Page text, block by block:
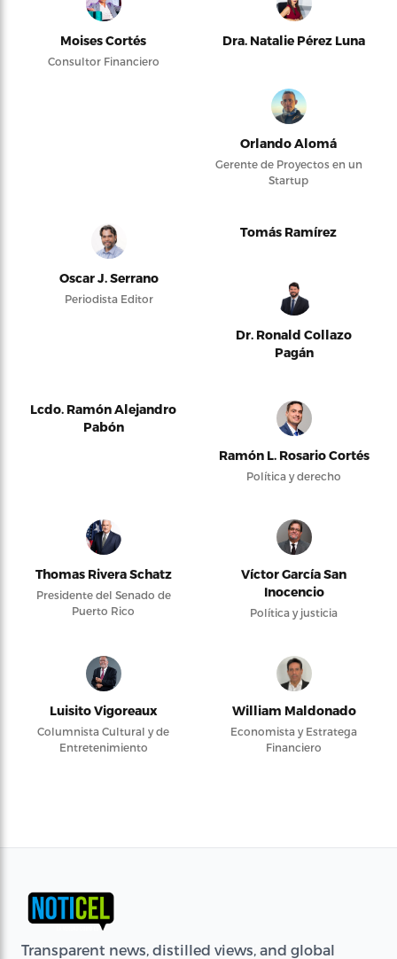
Moises Cortés
Consultor Financiero
Dra. Natalie Pérez Luna
Orlando Alomá
Gerente de Proyectos en un
Startup
Oscar J. Serrano
Periodista Editor
Tomás Ramírez
Dr. Ronald Collazo
Pagán
Lcdo. Ramón Alejandro
Pabón
Ramón L. Rosario Cortés
Política y derecho
Thomas Rivera Schatz
Presidente del Senado de
Puerto Rico
Víctor García San
Inocencio
Política y justicia
Luisito Vigoreaux
Columnista Cultural y de
Entretenimiento
William Maldonado
Economista y Estratega
Financiero
Transparent news, distilled views, and global